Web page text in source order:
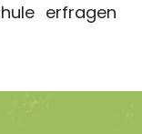
erfragen